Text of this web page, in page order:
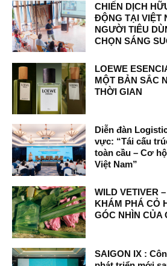
CHIẾN DỊCH
ĐỘNG TẠI VIỆT
NGƯỜI TIÊU
CHỌN SÁNG
LOEWE
MỘT BẢN SẮC
THỜI GIAN
Diễn đàn
vực: “Tái cấu
toàn cầu – Cơ
Việt Nam”
WILD VETIVER
KHÁM PHÁ CỎ
GÓC NHÌN CỦA
SAIGON IX :